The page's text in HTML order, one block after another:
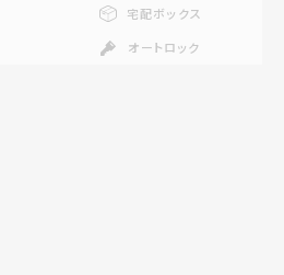
宅配ボックス
オートロック